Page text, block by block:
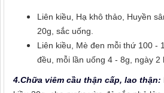
Liên kiều, Hạ khô thảo, Huyền
20g, sắc uống.
Liên kiều, Mè đen mỗi thứ 100 -
đều, mỗi lần uống 4 - 8g, ngày 2
4.Chữa viêm cầu thận cấp, lao thận: